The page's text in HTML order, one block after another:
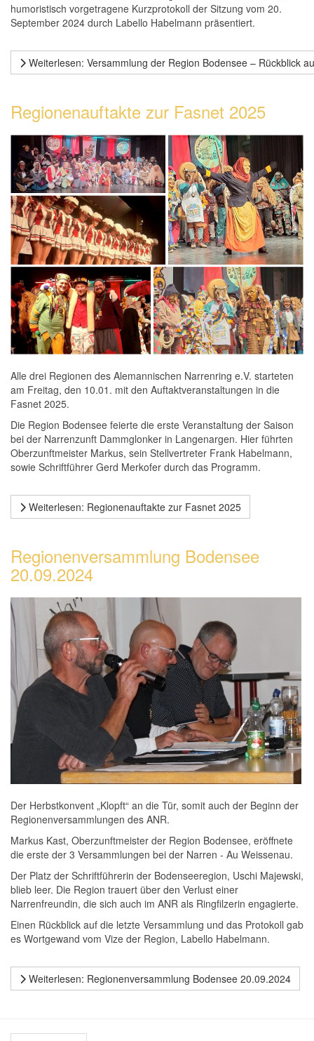
humoristisch vorgetragene Kurzprotokoll der Sitzung vom 20.
September 2024 durch Labello Habelmann präsentiert.
Weiterlesen: Versammlung der Region Bodensee – Rückblick
Regionenauftakte zur Fasnet 2025
Alle drei Regionen des Alemannischen Narrenring e.V. starteten
am Freitag, den 10.01. mit den Auftaktveranstaltungen in die
Fasnet 2025.
Die Region Bodensee feierte die erste Veranstaltung der Saison
bei der Narrenzunft Dammglonker in Langenargen. Hier führten
Oberzunftmeister Markus, sein Stellvertreter Frank Habelmann,
sowie Schriftführer Gerd Merkofer durch das Programm.
Weiterlesen: Regionenauftakte zur Fasnet 2025
Regionenversammlung Bodensee
20.09.2024
Der Herbstkonvent „Klopft“ an die Tür, somit auch der Beginn der
Regionenversammlungen des ANR.
Markus Kast, Oberzunftmeister der Region Bodensee, eröffnete
die erste der 3 Versammlungen bei der Narren - Au Weissenau.
Der Platz der Schriftführerin der Bodenseeregion, Uschi Majewski,
blieb leer. Die Region trauert über den Verlust einer
Narrenfreundin, die sich auch im ANR als Ringfilzerin engagierte.
Einen Rückblick auf die letzte Versammlung und das Protokoll gab
es Wortgewand vom Vize der Region, Labello Habelmann.
Weiterlesen: Regionenversammlung Bodensee 20.09.2024